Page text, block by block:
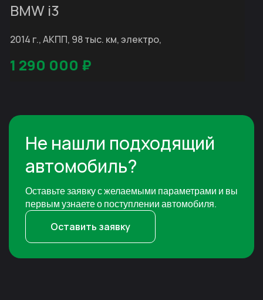
BMW i3
2014 г., АКПП, 98 тыс. км, электро,
1 290 000 ₽
Не нашли подходящий
автомобиль?
Оставьте заявку с желаемыми параметрами и вы
первым узнаете о поступлении автомобиля.
Оставить заявку